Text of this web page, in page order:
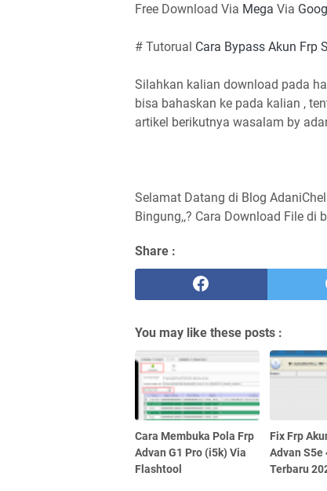
Free Download Via Mega Via
# Tutorual Cara Bypass Akun Frp
Silahkan kalian download pada
bisa bahaskan ke pada kalian ,
artikel berikutnya wasalam by
Selamat Datang di Blog
Bingung,,? Cara Download File di
Share :
You may like these posts :
Cara Membuka Pola Frp
Advan G1 Pro (i5k) Via
Flashtool
Fix Frp
Advan S5e
Terbaru